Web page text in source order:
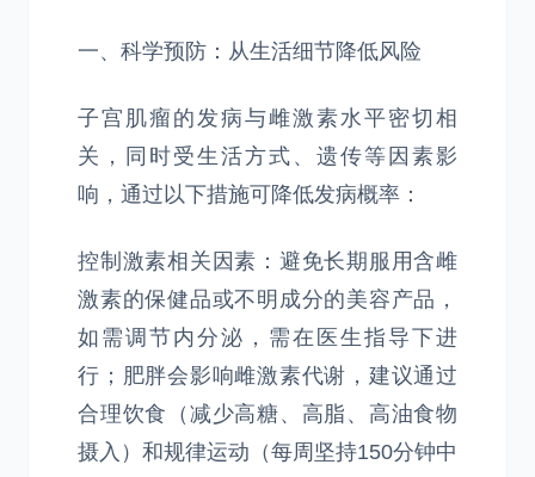
一、科学预防：从生活细节降低风险
子宫肌瘤的发病与雌激素水平密切相
关，同时受生活方式、遗传等因素影
响，通过以下措施可降低发病概率：
控制激素相关因素：避免长期服用含雌
激素的保健品或不明成分的美容产品，
如需调节内分泌，需在医生指导下进
行；肥胖会影响雌激素代谢，建议通过
合理饮食（减少高糖、高脂、高油食物
摄入）和规律运动（每周坚持150分钟中